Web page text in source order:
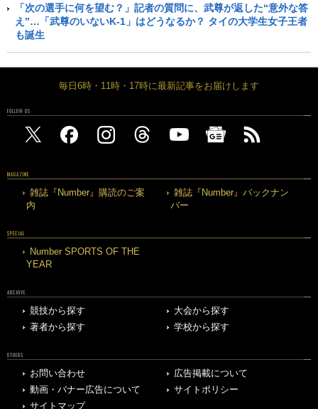
「次の選手に何を望む？」記者の質問に、武尊が返した“意外な答
え”…「武尊のいないK-1」はどうなるか？ タイの大学生女子王者
も誕生
毎日6時・11時・17時に最新記事をお届けします
FOLLOW US
MAGAZINE
雑誌『Number』購読のご案
内
雑誌『Number』バックナン
バー
SPECIAL
Number SPORTS OF THE
YEAR
ARCHIVE
競技から探す
大会から探す
著者から探す
学校から探す
OTHERS
お問い合わせ
広告掲載について
動画・バナー広告について
サイトポリシー
サイトマップ